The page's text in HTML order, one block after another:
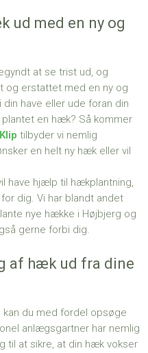
ud med en ny og
at se trist ud, og
og erstattet med en ny og
have eller ude foran din
en hæk? Så kommer
tilbyder vi nemlig
en helt ny hæk eller vil
have hjælp til hækplantning,
dig. Vi har blandt andet
nye hække i Højbjerg og
gerne forbi dig.
af hæk ud fra dine
du med fordel opsøge
anlægsgartner har nemlig
til at sikre, at din hæk vokser